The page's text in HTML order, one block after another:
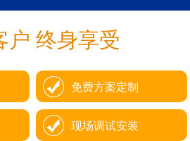
户 终身享受
免费方案定制
现场调试安装